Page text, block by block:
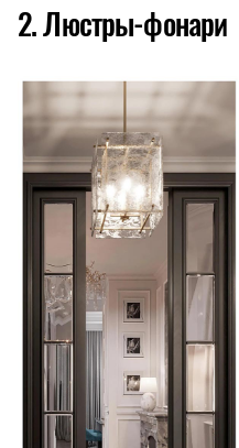
2. Люстры-фонари